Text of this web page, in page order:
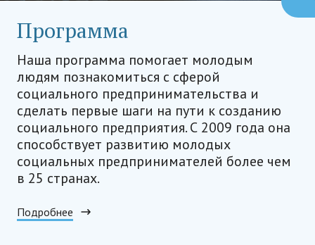
Программа
Наша программа помогает молодым
людям познакомиться с сферой
социального предпринимательства и
сделать первые шаги на пути к созданию
социального предприятия. С 2009 года она
способствует развитию молодых
социальных предпринимателей более чем
в 25 странах.
Подробнее